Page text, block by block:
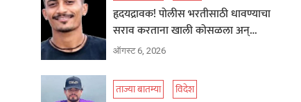
हृदयद्रावक! पोलीस भरतीसाठी धावण्याचा
सराव करताना खाली कोसळला अन्…
ऑगस्ट 6, 2026
ताज्या बातम्या विदेश